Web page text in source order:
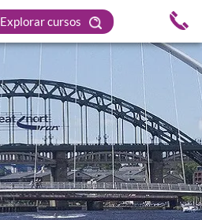
Explorar cursos